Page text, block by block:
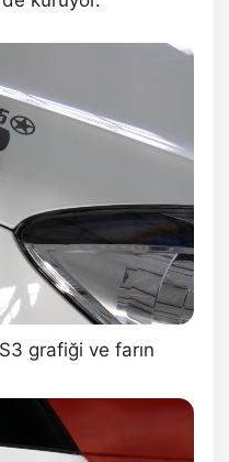
grafiği ve farın